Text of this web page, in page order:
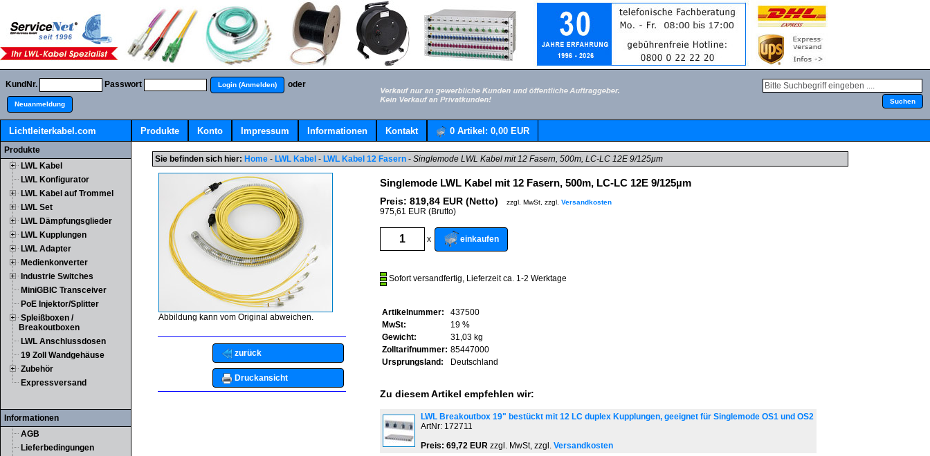
KundNr. Passwort Login (Anmelden) oder
Neuanmeldung
Lichtleiterkabel.com Produkte Konto Impressum Informationen Kontakt 0 Artikel: 0,00 EUR
Produkte
LWL Kabel
LWL Konfigurator
LWL Kabel auf Trommel
LWL Set
LWL Dämpfungsglieder
LWL Kupplungen
LWL Adapter
Medienkonverter
Industrie Switches
MiniGBIC Transceiver
PoE Injektor/Splitter
Spleißboxen /
Breakoutboxen
LWL Anschlussdosen
19 Zoll Wandgehäuse
Zubehör
Expressversand
Informationen
AGB
Lieferbedingungen
Sie befinden sich hier: Home - LWL Kabel - LWL Kabel 12 Fasern - Singlemode LWL Kabel mit 12 Fasern, 500m, LC-LC 12E 9/125µm
Abbildung kann vom Original abweichen.
zurück
Druckansicht
Singlemode LWL Kabel mit 12 Fasern, 500m, LC-LC 12E 9/125µm
Preis: 819,84 EUR (Netto) zzgl. MwSt, zzgl. Versandkosten
975,61 EUR (Brutto)
x einkaufen
Sofort versandfertig, Lieferzeit ca. 1-2 Werktage
Artikelnummer:
437500
MwSt:
19 %
Gewicht:
31,03 kg
Zolltarifnummer: 85447000
Ursprungsland:
Deutschland
Zu diesem Artikel empfehlen wir:
LWL Breakoutbox 19" bestückt mit 12 LC duplex Kupplungen, geeignet für Singlemode OS1 und OS2
ArtNr: 172711
Preis: 69,72 EUR zzgl. MwSt, zzgl. Versandkosten